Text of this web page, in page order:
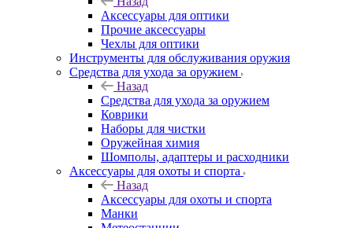
Аксессуары для оптики
Прочие аксессуары
Чехлы для оптики
Инструменты для обслуживания оружия
Средства для ухода за оружием
Назад
Средства для ухода за оружием
Коврики
Наборы для чистки
Оружейная химия
Шомполы, адаптеры и расходники
Аксессуары для охоты и спорта
Назад
Аксессуары для охоты и спорта
Манки